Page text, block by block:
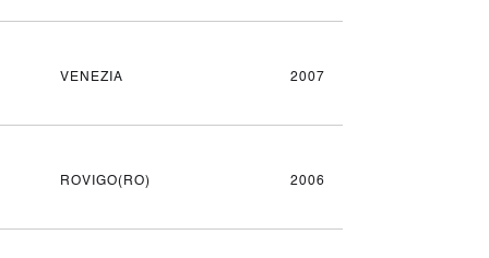
VENEZIA 2007
ROVIGO(RO) 2006